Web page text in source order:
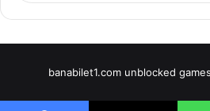
banabilet1.com unblocked games